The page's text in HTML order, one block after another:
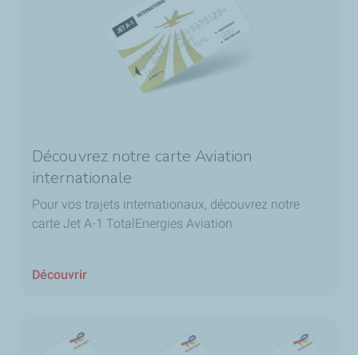
Découvrez notre carte Aviation
internationale
Pour vos trajets internationaux, découvrez notre
carte Jet A-1 TotalEnergies Aviation
Découvrir